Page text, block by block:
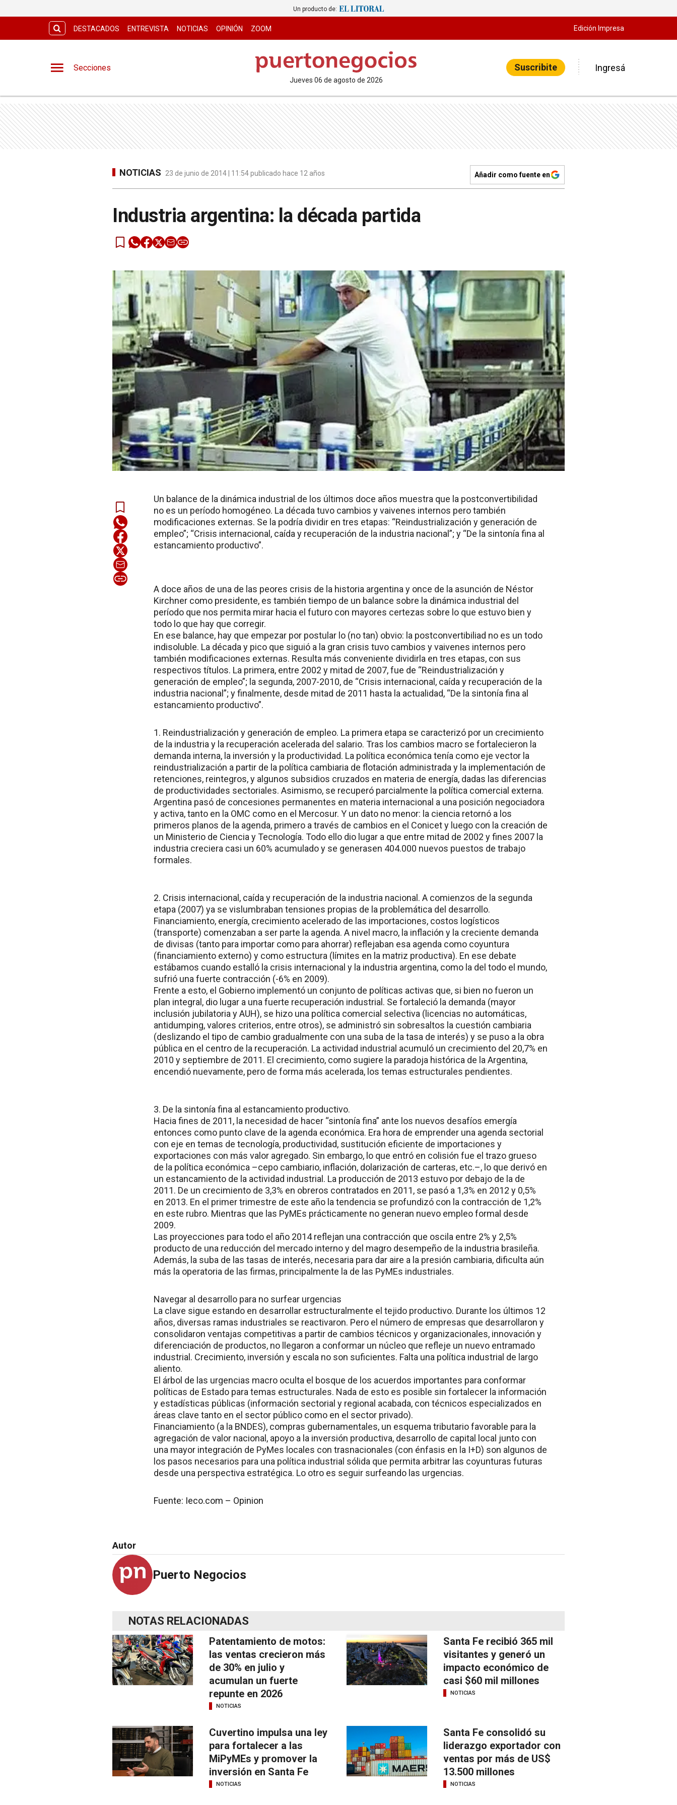
Un producto de:
DESTACADOS ENTREVISTA NOTICIAS OPINIÓN ZOOM Edición Impresa
Secciones
jueves 06 de agosto de 2026
Suscribite Ingresá
NOTICIAS 23 de junio de 2014 | 11:54 publicado hace 12 años Añadir como fuente en
Industria argentina: la década partida
Un balance de la dinámica industrial de los últimos doce años muestra que la postconvertibilidad
no es un período homogéneo. La década tuvo cambios y vaivenes internos pero también
modificaciones externas. Se la podría dividir en tres etapas: “Reindustrialización y generación de
empleo”; “Crisis internacional, caída y recuperación de la industria nacional”; y “De la sintonía fina al
estancamiento productivo”.
A doce años de una de las peores crisis de la historia argentina y once de la asunción de Néstor
Kirchner como presidente, es también tiempo de un balance sobre la dinámica industrial del
período que nos permita mirar hacia el futuro con mayores certezas sobre lo que estuvo bien y
todo lo que hay que corregir.
En ese balance, hay que empezar por postular lo (no tan) obvio: la postconvertibiliad no es un todo
indisoluble. La década y pico que siguió a la gran crisis tuvo cambios y vaivenes internos pero
también modificaciones externas. Resulta más conveniente dividirla en tres etapas, con sus
respectivos títulos. La primera, entre 2002 y mitad de 2007, fue de “Reindustrialización y
generación de empleo”; la segunda, 2007-2010, de “Crisis internacional, caída y recuperación de la
industria nacional”; y finalmente, desde mitad de 2011 hasta la actualidad, “De la sintonía fina al
estancamiento productivo”.
1. Reindustrialización y generación de empleo. La primera etapa se caracterizó por un crecimiento
de la industria y la recuperación acelerada del salario. Tras los cambios macro se fortalecieron la
demanda interna, la inversión y la productividad. La política económica tenía como eje vector la
reindustrialización a partir de la política cambiaria de flotación administrada y la implementación de
retenciones, reintegros, y algunos subsidios cruzados en materia de energía, dadas las diferencias
de productividades sectoriales. Asimismo, se recuperó parcialmente la política comercial externa.
Argentina pasó de concesiones permanentes en materia internacional a una posición negociadora
y activa, tanto en la OMC como en el Mercosur. Y un dato no menor: la ciencia retornó a los
primeros planos de la agenda, primero a través de cambios en el Conicet y luego con la creación de
un Ministerio de Ciencia y Tecnología. Todo ello dio lugar a que entre mitad de 2002 y fines 2007 la
industria creciera casi un 60% acumulado y se generasen 404.000 nuevos puestos de trabajo
formales.
2. Crisis internacional, caída y recuperación de la industria nacional. A comienzos de la segunda
etapa (2007) ya se vislumbraban tensiones propias de la problemática del desarrollo.
Financiamiento, energía, crecimiento acelerado de las importaciones, costos logísticos
(transporte) comenzaban a ser parte la agenda. A nivel macro, la inflación y la creciente demanda
de divisas (tanto para importar como para ahorrar) reflejaban esa agenda como coyuntura
(financiamiento externo) y como estructura (límites en la matriz productiva). En ese debate
estábamos cuando estalló la crisis internacional y la industria argentina, como la del todo el mundo,
sufrió una fuerte contracción (-6% en 2009).
Frente a esto, el Gobierno implementó un conjunto de políticas activas que, si bien no fueron un
plan integral, dio lugar a una fuerte recuperación industrial. Se fortaleció la demanda (mayor
inclusión jubilatoria y AUH), se hizo una política comercial selectiva (licencias no automáticas,
antidumping, valores criterios, entre otros), se administró sin sobresaltos la cuestión cambiaria
(deslizando el tipo de cambio gradualmente con una suba de la tasa de interés) y se puso a la obra
pública en el centro de la recuperación. La actividad industrial acumuló un crecimiento del 20,7% en
2010 y septiembre de 2011. El crecimiento, como sugiere la paradoja histórica de la Argentina,
encendió nuevamente, pero de forma más acelerada, los temas estructurales pendientes.
3. De la sintonía fina al estancamiento productivo.
Hacia fines de 2011, la necesidad de hacer “sintonía fina” ante los nuevos desafíos emergía
entonces como punto clave de la agenda económica. Era hora de emprender una agenda sectorial
con eje en temas de tecnología, productividad, sustitución eficiente de importaciones y
exportaciones con más valor agregado. Sin embargo, lo que entró en colisión fue el trazo grueso
de la política económica –cepo cambiario, inflación, dolarización de carteras, etc.–, lo que derivó en
un estancamiento de la actividad industrial. La producción de 2013 estuvo por debajo de la de
2011. De un crecimiento de 3,3% en obreros contratados en 2011, se pasó a 1,3% en 2012 y 0,5%
en 2013. En el primer trimestre de este año la tendencia se profundizó con la contracción de 1,2%
en este rubro. Mientras que las PyMEs prácticamente no generan nuevo empleo formal desde
2009.
Las proyecciones para todo el año 2014 reflejan una contracción que oscila entre 2% y 2,5%
producto de una reducción del mercado interno y del magro desempeño de la industria brasileña.
Además, la suba de las tasas de interés, necesaria para dar aire a la presión cambiaria, dificulta aún
más la operatoria de las firmas, principalmente la de las PyMEs industriales.
Navegar al desarrollo para no surfear urgencias
La clave sigue estando en desarrollar estructuralmente el tejido productivo. Durante los últimos 12
años, diversas ramas industriales se reactivaron. Pero el número de empresas que desarrollaron y
consolidaron ventajas competitivas a partir de cambios técnicos y organizacionales, innovación y
diferenciación de productos, no llegaron a conformar un núcleo que refleje un nuevo entramado
industrial. Crecimiento, inversión y escala no son suficientes. Falta una política industrial de largo
aliento.
El árbol de las urgencias macro oculta el bosque de los acuerdos importantes para conformar
políticas de Estado para temas estructurales. Nada de esto es posible sin fortalecer la información
y estadísticas públicas (información sectorial y regional acabada, con técnicos especializados en
áreas clave tanto en el sector público como en el sector privado).
Financiamiento (a la BNDES), compras gubernamentales, un esquema tributario favorable para la
agregación de valor nacional, apoyo a la inversión productiva, desarrollo de capital local junto con
una mayor integración de PyMes locales con trasnacionales (con énfasis en la I+D) son algunos de
los pasos necesarios para una política industrial sólida que permita arbitrar las coyunturas futuras
desde una perspectiva estratégica. Lo otro es seguir surfeando las urgencias.
Fuente: Ieco.com – Opinion
Autor
Puerto Negocios
NOTAS RELACIONADAS
Patentamiento de motos:
las ventas crecieron más
de 30% en julio y
acumulan un fuerte
repunte en 2026
NOTICIAS
Santa Fe recibió 365 mil
visitantes y generó un
impacto económico de
casi $60 mil millones
NOTICIAS
Cuvertino impulsa una ley
para fortalecer a las
MiPyMEs y promover la
inversión en Santa Fe
NOTICIAS
Santa Fe consolidó su
liderazgo exportador con
ventas por más de US$
13.500 millones
NOTICIAS